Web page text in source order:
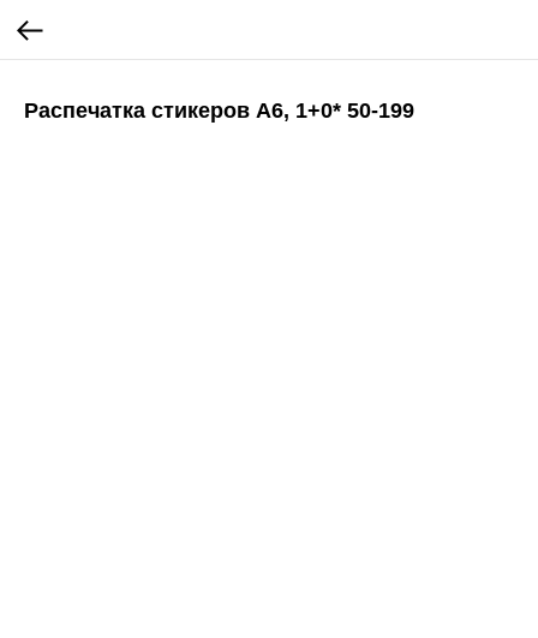
Распечатка стикеров А6, 1+0* 50-199